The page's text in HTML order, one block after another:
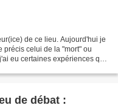
de ce lieu. Aujourd'hui je
précis celui de la "mort" ou
eu certaines expériences qui
de débat :